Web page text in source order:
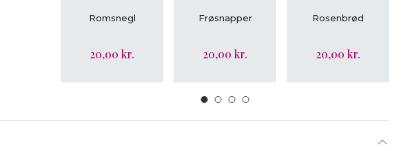
LÆG I KURV
Romsnegl
20,00 kr.
Frøsnapper
20,00 kr.
LÆG I KURV
Rosenbrød
20,00 kr.